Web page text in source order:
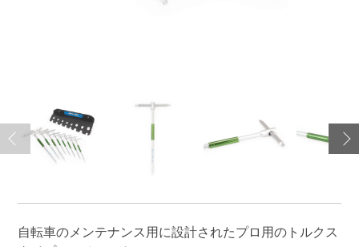
自転車のメンテナンス用に設計されたプロ用のトルクス